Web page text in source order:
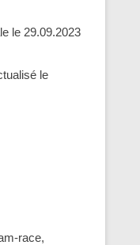
le 29.09.2023
le
race,